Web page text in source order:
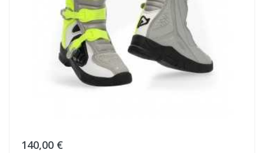
140,00 €